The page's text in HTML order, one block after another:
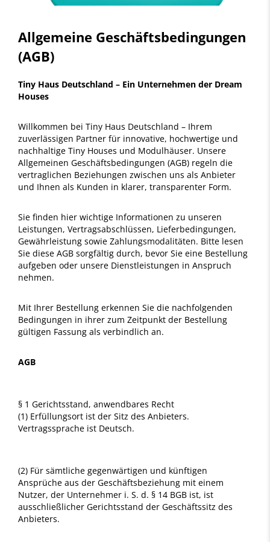
Allgemeine Geschäftsbedingungen
(AGB)
Tiny Haus Deutschland – Ein Unternehmen der Dream
Houses
Willkommen bei Tiny Haus Deutschland – Ihrem
zuverlässigen Partner für innovative, hochwertige und
nachhaltige Tiny Houses und Modulhäuser. Unsere
Allgemeinen Geschäftsbedingungen (AGB) regeln die
vertraglichen Beziehungen zwischen uns als Anbieter
und Ihnen als Kunden in klarer, transparenter Form.
Sie finden hier wichtige Informationen zu unseren
Leistungen, Vertragsabschlüssen, Lieferbedingungen,
Gewährleistung sowie Zahlungsmodalitäten. Bitte lesen
Sie diese AGB sorgfältig durch, bevor Sie eine Bestellung
aufgeben oder unsere Dienstleistungen in Anspruch
nehmen.
Mit Ihrer Bestellung erkennen Sie die nachfolgenden
Bedingungen in ihrer zum Zeitpunkt der Bestellung
gültigen Fassung als verbindlich an.
AGB
§ 1 Gerichtsstand, anwendbares Recht
(1) Erfüllungsort ist der Sitz des Anbieters.
Vertragssprache ist Deutsch.
(2) Für sämtliche gegenwärtigen und künftigen
Ansprüche aus der Geschäftsbeziehung mit einem
Nutzer, der Unternehmer i. S. d. § 14 BGB ist, ist
ausschließlicher Gerichtsstand der Geschäftssitz des
Anbieters.